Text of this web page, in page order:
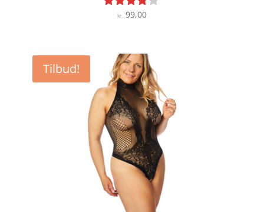
Vurderet
kr.99,00
Tilbud!